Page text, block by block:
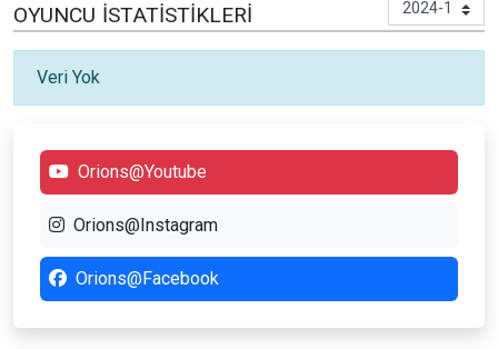
OYUNCU İSTATISTIKLERI
Veri Yok
Orions@Youtube
Orions@Instagram
Orions@Facebook